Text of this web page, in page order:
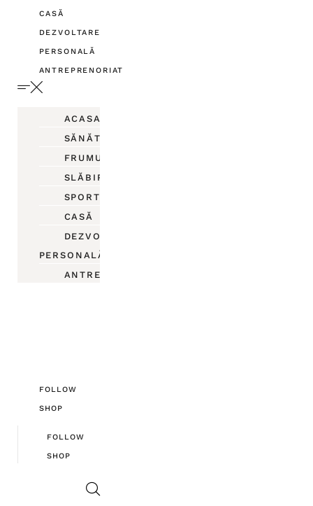
CASĂ
DEZVOLTARE
PERSONALĂ
ANTREPRENORIAT
ACASA
SĂNĂTATE
FRUMUSEȚE
SLĂBIRE
SPORT
CASĂ
DEZVOLTARE
PERSONALĂ
ANTREPRENORIAT
FOLLOW
SHOP
FOLLOW
SHOP